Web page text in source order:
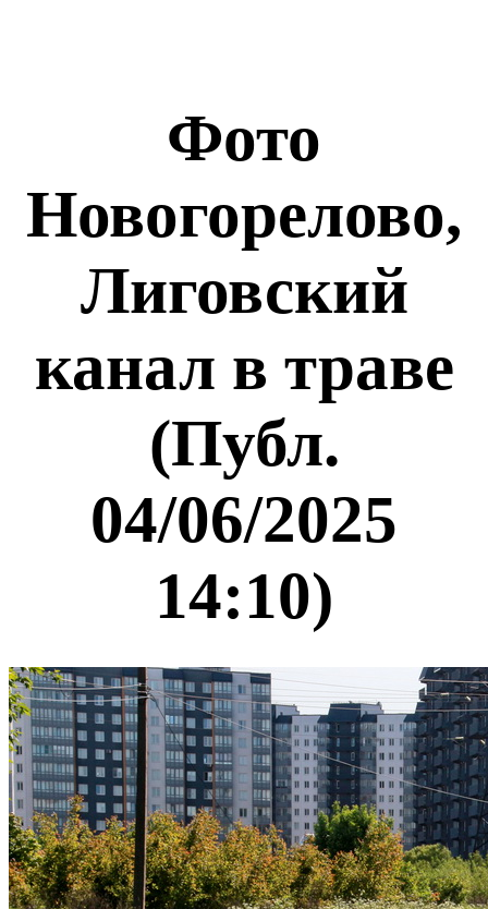
Фото
Новогорелово,
Лиговский
канал в траве
(Публ.
04/06/2025
14:10)